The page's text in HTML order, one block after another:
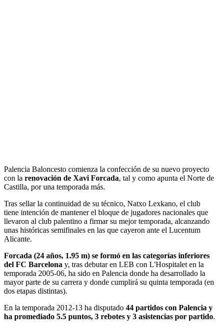
Palencia Baloncesto comienza la confección de su nuevo proyecto
con la renovación de Xavi Forcada, tal y como apunta el Norte de
Castilla, por una temporada más.
Tras sellar la continuidad de su técnico, Natxo Lexkano, el club
tiene intención de mantener el bloque de jugadores nacionales que
llevaron al club palentino a firmar su mejor temporada, alcanzando
unas históricas semifinales en las que cayeron ante el Lucentum
Alicante.
Forcada (24 años, 1.95 m) se formó en las categorías inferiores
del FC Barcelona y, tras debutar en LEB con L'Hospitalet en la
temporada 2005-06, ha sido en Palencia donde ha desarrollado la
mayor parte de su carrera y donde cumplirá su quinta temporada (en
dos etapas distintas).
En la temporada 2012-13 ha disputado 44 partidos con Palencia y
ha promediado 5.5 puntos, 3 rebotes y 3 asistencias por partido.